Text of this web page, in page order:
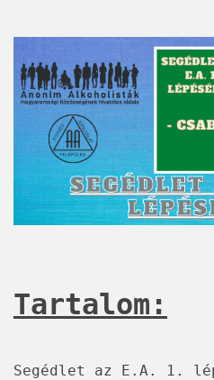
Tartalom:
Segédlet az E.A. 1.